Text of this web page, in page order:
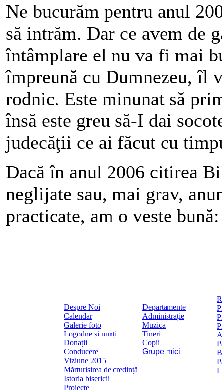
Ne bucurăm pentru anul
să intrăm. Dar ce avem de
întâmplare el nu va fi mai
împreună cu Dumnezeu, îl
rodnic. Este minunat să
însă este greu să-I dai
judecăţii ce ai făcut cu
Dacă în anul 2006 citirea
neglijate sau, mai grav,
practicate, am o veste
Despre Noi
Calendar
Galerie foto
Logodne și nunți
Donații
Conducere
Viziune 2015
Mărturisirea de credință
Istoria bisericii
Proiecte
Departamente
Administrație
Muzica
Tineri
Copii
Grupe mici